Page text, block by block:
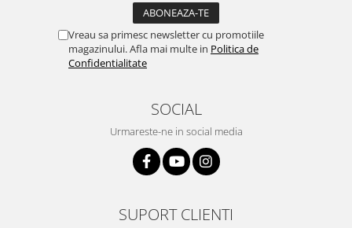
Vreau sa primesc newsletter cu promotiile
magazinului. Afla mai multe in Politica de
Confidentialitate
SOCIAL
Urmareste-ne in social media
SUPORT CLIENTI